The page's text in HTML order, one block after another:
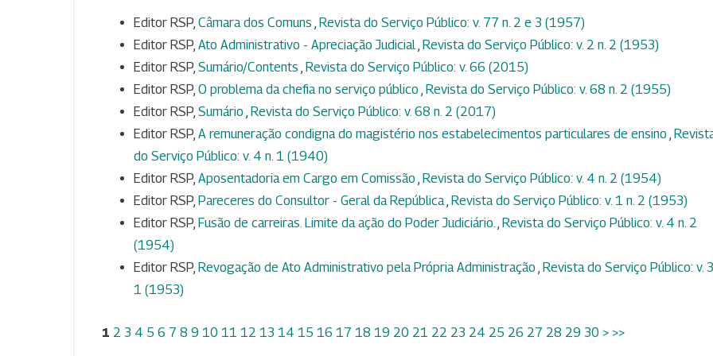
Editor RSP, Câmara dos Comuns , Revista do Serviço Público: v. 77 n. 2 e 3 (1957)
Editor RSP, Ato Administrativo - Apreciação Judicial, Revista do Serviço Público: v. 2 n. 2 (1953)
Editor RSP, Sumário/Contents , Revista do Serviço Público: v. 66 (2015)
Editor RSP, O problema da chefia no serviço público , Revista do Serviço Público: v. 68 n. 2 (1955)
Editor RSP, Sumário , Revista do Serviço Público: v. 68 n. 2 (2017)
Editor RSP, A remuneração condigna do magistério nos estabelecimentos particulares de ensino ,
do Serviço Público: v. 4 n. 1 (1940)
Editor RSP, Aposentadoria em Cargo em Comissão , Revista do Serviço Público: v. 4 n. 2 (1954)
Editor RSP, Pareceres do Consultor - Geral da República, Revista do Serviço Público: v. 1 n. 2 (1953)
Editor RSP, Fusão de carreiras. Limite da ação do Poder Judiciário., Revista do Serviço Público: v. 4 n. 2
(1954)
Editor RSP, Revogação de Ato Administrativo pela Própria Administração , Revista do Serviço Público: v.
1 (1953)
1 2 3 4 5 6 7 8 9 10 11 12 13 14 15 16 17 18 19 20 21 22 23 24 25 26 27 28 29 30 > >>